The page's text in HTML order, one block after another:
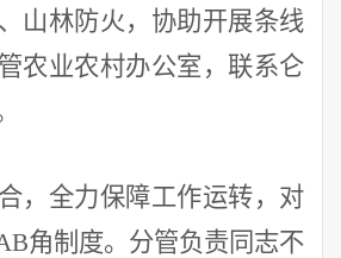
、 山林防火， 协助开展条线
农业农村办公室 ，联系仑
， 全力保障工作运转， 对
角制度。分管负责同志不